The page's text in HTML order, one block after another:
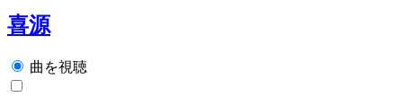
喜源
曲を視聴